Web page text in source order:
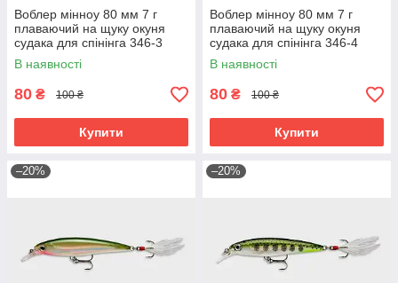
Воблер мінноу 80 мм 7 г
плаваючий на щуку окуня
судака для спінінга 346-3
В наявності
80 ₴ 100 ₴
Купити
Воблер мінноу 80 мм 7 г
плаваючий на щуку окуня
судака для спінінга 346-4
В наявності
80 ₴ 100 ₴
Купити
–20% –20%